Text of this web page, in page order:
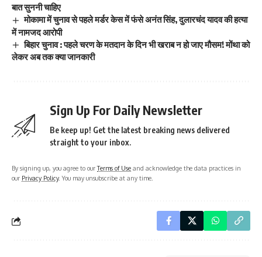
बात सुननी चाहिए
मोकामा में चुनाव से पहले मर्डर केस में फंसे अनंत सिंह, दुलारचंद यादव की हत्या
में नामजद आरोपी
बिहार चुनाव : पहले चरण के मतदान के दिन भी खराब न हो जाए मौसम! मोंथा को
लेकर अब तक क्या जानकारी
Sign Up For Daily Newsletter
Be keep up! Get the latest breaking news delivered
straight to your inbox.
By signing up, you agree to ourTerms of Use and acknowledge the data practices in
our Privacy Policy. You may unsubscribe at any time.